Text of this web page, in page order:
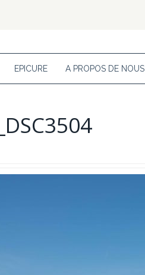
EPICURE A PROPOS DE NOUS
_DSC3504